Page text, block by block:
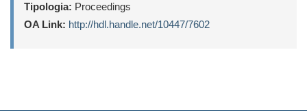
Tipologia: Proceedings
OA Link: http://hdl.handle.net/10447/7602